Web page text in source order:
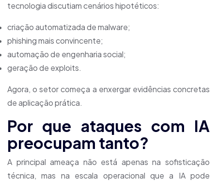
tecnologia discutiam cenários hipotéticos:
criação automatizada de malware;
phishing mais convincente;
automação de engenharia social;
geração de exploits.
Agora, o setor começa a enxergar evidências concretas
de aplicação prática.
Por que ataques com IA
preocupam tanto?
A principal ameaça não está apenas na sofisticação
técnica, mas na escala operacional que a IA pode